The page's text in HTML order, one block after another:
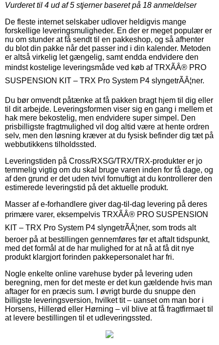
Vurderet til 4 ud af 5 stjerner baseret på 18 anmeldelser
De fleste internet selskaber udlover heldigvis mange
forskellige leveringsmuligheder. En der er meget populær er
nu om stunder at få sendt til en pakkeshop, og så afhenter
du blot din pakke når det passer ind i din kalender. Metoden
er altså virkelig let gængelig, samt endda endvidere den
mindst kostelige leveringsmåde ved køb af TRXÃÂ® PRO
SUSPENSION KIT – TRX Pro System P4 slyngetrÃÂ¦ner.
Du bør omvendt påtænke at få pakken bragt hjem til dig eller
til dit arbejde. Leveringsformen viser sig en gang i mellem et
hak mere bekostelig, men endvidere super simpel. Den
prisbilligste fragtmulighed vil dog altid være at hente ordren
selv, men den løsning kræver at du fysisk befinder dig tæt på
webbutikkens tilholdssted.
Leveringstiden på Cross/RXSG/TRX/TRX-produkter er jo
temmelig vigtig om du skal bruge varen inden for få dage, og
af den grund er det uden tvivl fornuftigt at du kontrollerer den
estimerede leveringstid på det aktuelle produkt.
Masser af e-forhandlere giver dag-til-dag levering på deres
primære varer, eksempelvis TRXÃÂ® PRO SUSPENSION
KIT – TRX Pro System P4 slyngetrÃÂ¦ner, som trods alt
beroer på at bestillingen gennemføres før et aftalt tidspunkt,
med det formål at de har mulighed for at nå at få dit nye
produkt klargjort forinden pakkepersonalet har fri.
Nogle enkelte online varehuse byder på levering uden
beregning, men for det meste er det kun gældende hvis man
aftager for en præcis sum. I øvrigt burde du snuppe den
billigste leveringsversion, hvilket tit – uanset om man bor i
Horsens, Hillerød eller Hørning – vil blive at få fragtfirmaet til
at levere bestillingen til et udleveringssted.